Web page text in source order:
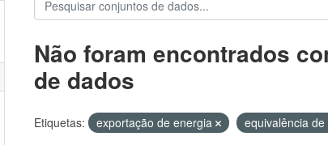
Não foram encontrados
de dados
Etiquetas: exportação de energia equivalência